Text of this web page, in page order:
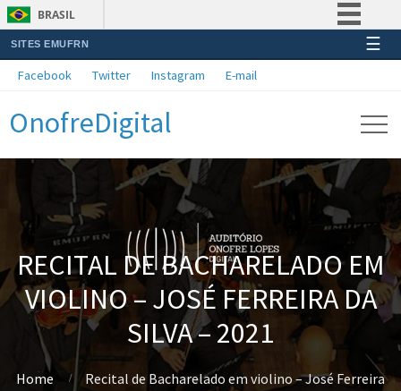
BRASIL
Simplifique!
Acesso à informação
Legislação
Canais
SITES EMUFRN ☰
Facebook Twitter Instagram E-mail
OnofreDigital
RECITAL DE BACHARELADO EM
VIOLINO – JOSÉ FERREIRA DA
SILVA – 2021
Home
Recital de Bacharelado em violino – José Ferreira